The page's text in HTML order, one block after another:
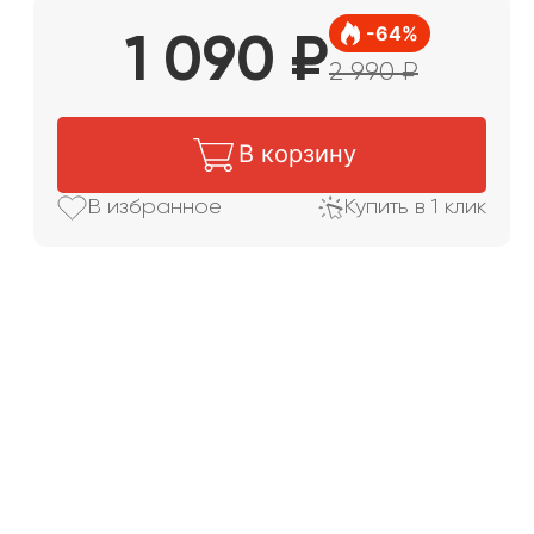
1 090 ₽ -64%
2 990₽
В корзину
В избранное Купить в 1 клик